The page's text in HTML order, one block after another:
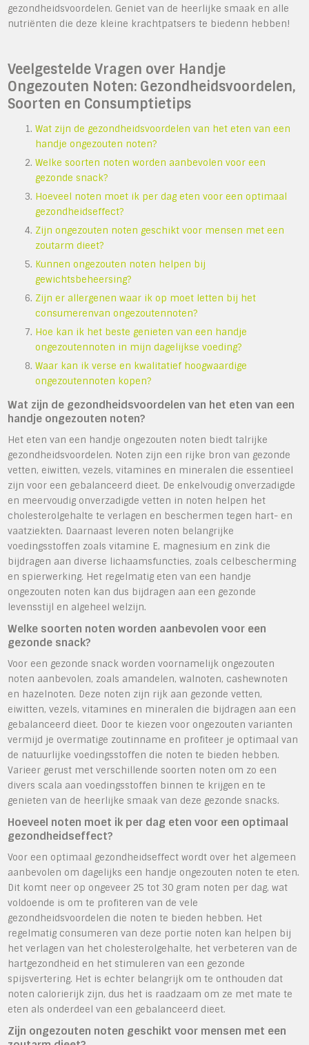
gezondheidsvoordelen. Geniet van de heerlijke smaak en alle
nutriënten die deze kleine krachtpatsers te biedenn hebben!
Veelgestelde Vragen over Handje
Ongezouten Noten: Gezondheidsvoordelen,
Soorten en Consumptietips
Wat zijn de gezondheidsvoordelen van het eten van een
handje ongezouten noten?
Welke soorten noten worden aanbevolen voor een
gezonde snack?
Hoeveel noten moet ik per dag eten voor een optimaal
gezondheidseffect?
Zijn ongezouten noten geschikt voor mensen met een
zoutarm dieet?
Kunnen ongezouten noten helpen bij
gewichtsbeheersing?
Zijn er allergenen waar ik op moet letten bij het
consumerenvan ongezoutennoten?
Hoe kan ik het beste genieten van een handje
ongezoutennoten in mijn dagelijkse voeding?
Waar kan ik verse en kwalitatief hoogwaardige
ongezoutennoten kopen?
Wat zijn de gezondheidsvoordelen van het eten van een
handje ongezouten noten?
Het eten van een handje ongezouten noten biedt talrijke
gezondheidsvoordelen. Noten zijn een rijke bron van gezonde
vetten, eiwitten, vezels, vitamines en mineralen die essentieel
zijn voor een gebalanceerd dieet. De enkelvoudig onverzadigde
en meervoudig onverzadigde vetten in noten helpen het
cholesterolgehalte te verlagen en beschermen tegen hart- en
vaatziekten. Daarnaast leveren noten belangrijke
voedingsstoffen zoals vitamine E, magnesium en zink die
bijdragen aan diverse lichaamsfuncties, zoals celbescherming
en spierwerking. Het regelmatig eten van een handje
ongezouten noten kan dus bijdragen aan een gezonde
levensstijl en algeheel welzijn.
Welke soorten noten worden aanbevolen voor een
gezonde snack?
Voor een gezonde snack worden voornamelijk ongezouten
noten aanbevolen, zoals amandelen, walnoten, cashewnoten
en hazelnoten. Deze noten zijn rijk aan gezonde vetten,
eiwitten, vezels, vitamines en mineralen die bijdragen aan een
gebalanceerd dieet. Door te kiezen voor ongezouten varianten
vermijd je overmatige zoutinname en profiteer je optimaal van
de natuurlijke voedingsstoffen die noten te bieden hebben.
Varieer gerust met verschillende soorten noten om zo een
divers scala aan voedingsstoffen binnen te krijgen en te
genieten van de heerlijke smaak van deze gezonde snacks.
Hoeveel noten moet ik per dag eten voor een optimaal
gezondheidseffect?
Voor een optimaal gezondheidseffect wordt over het algemeen
aanbevolen om dagelijks een handje ongezouten noten te eten.
Dit komt neer op ongeveer 25 tot 30 gram noten per dag, wat
voldoende is om te profiteren van de vele
gezondheidsvoordelen die noten te bieden hebben. Het
regelmatig consumeren van deze portie noten kan helpen bij
het verlagen van het cholesterolgehalte, het verbeteren van de
hartgezondheid en het stimuleren van een gezonde
spijsvertering. Het is echter belangrijk om te onthouden dat
noten calorierijk zijn, dus het is raadzaam om ze met mate te
eten als onderdeel van een gebalanceerd dieet.
Zijn ongezouten noten geschikt voor mensen met een